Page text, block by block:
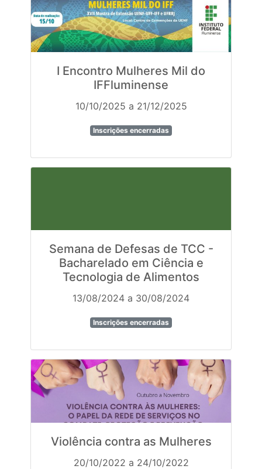
I Encontro Mulheres Mil do
IFFluminense
10/10/2025 a 21/12/2025
Inscrições encerradas
Semana de Defesas de TCC -
Bacharelado em Ciência e
Tecnologia de Alimentos
13/08/2024 a 30/08/2024
Inscrições encerradas
Violência contra as Mulheres
20/10/2022 a 24/10/2022